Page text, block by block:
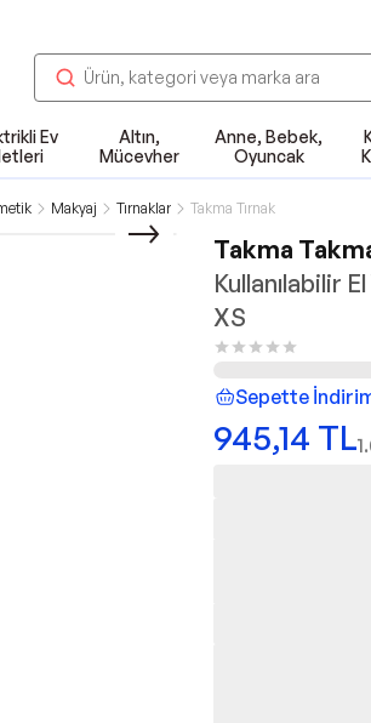
Ev
Altın,
Mücevher
Anne, Bebek,
Oyuncak
Makyaj Tırnaklar Takma Tırnak
Takma
Kullanılabilir
XS
Sepette
945,14 TL